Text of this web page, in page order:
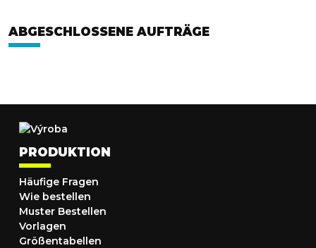
ABGESCHLOSSENE AUFTRÄGE
PRODUKTION
Häufige Fragen
Wie bestellen
Muster Bestellen
Vorlagen
Größentabellen